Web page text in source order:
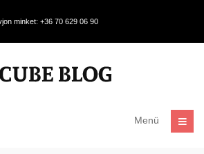
minket: +36 70 629 06 90
Menü